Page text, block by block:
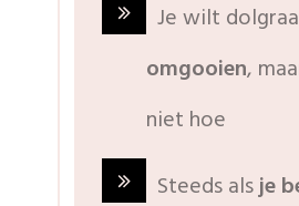
Je wilt
omgooien,
niet hoe
Steeds alsje